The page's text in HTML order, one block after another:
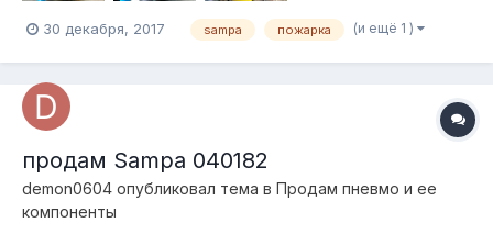
30 декабря, 2017 sampa пожарка (и ещё 1 )
продам Sampa 040182
demon0604 опубликовал тема в Продам пневмо и ее
компоненты